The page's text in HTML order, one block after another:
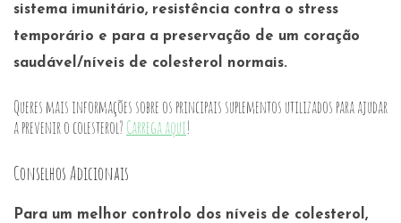
sistema imunitário, resistência contra o stress
temporário e para a preservação de um coração
saudável/níveis de colesterol normais.
Queres mais informações sobre os principais suplementos utilizados para ajudar
a prevenir o colesterol? Carrega aqui!
Conselhos Adicionais
Para um melhor controlo dos níveis de colesterol,